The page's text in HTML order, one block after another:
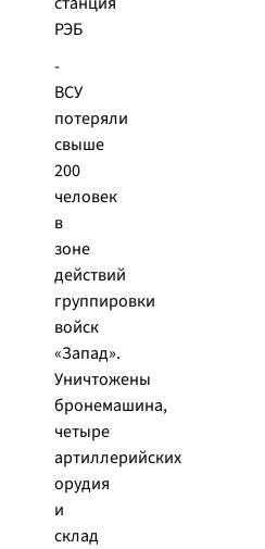
РЭБ
-
ВСУ
потеряли
свыше
200
человек
в
зоне
действий
группировки
войск
«Запад».
Уничтожены
бронемашина,
четыре
артиллерийских
орудия
и
склад